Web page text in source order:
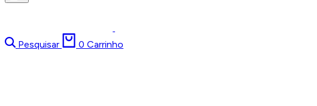
Pesquisar 0 Carrinho